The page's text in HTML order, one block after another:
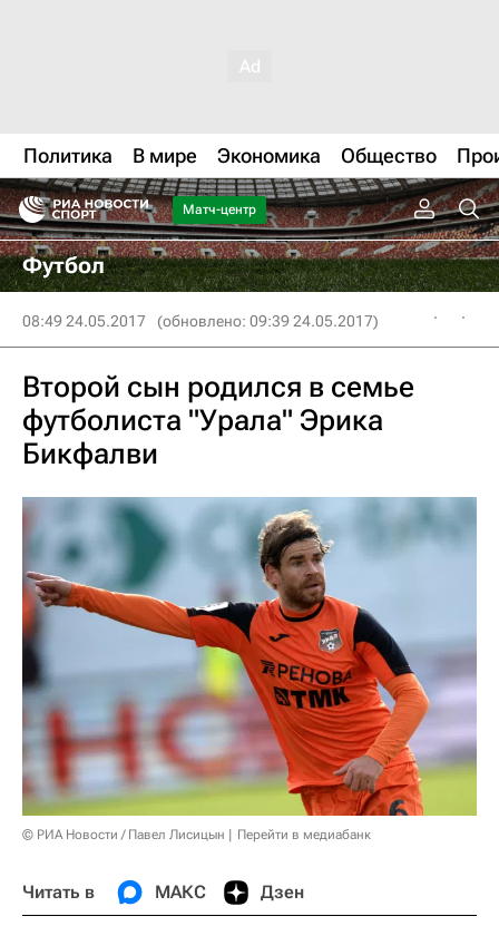
Политика В мире Экономика Общество
Матч-центр
Футбол
08:49 24.05.2017 (обновлено: 09:39 24.05.2017)
Второй сын родился в семье
футболиста "Урала" Эрика
Бикфалви
© РИА Новости / Павел Лисицын Перейти в медиабанк
Читать в МАКС Дзен